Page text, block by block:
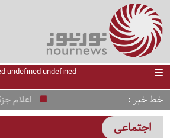
خط خبر اعلام
اجتماعی